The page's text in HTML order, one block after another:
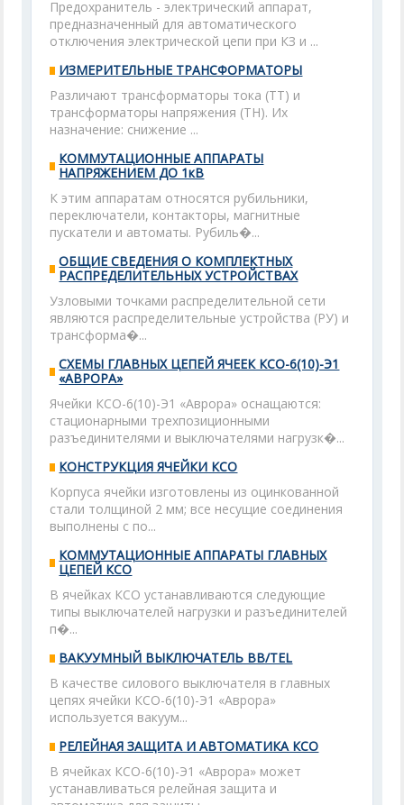
Предохранитель - электрический аппарат,
предназначенный для автоматического
отключения электрической цепи при КЗ и ...
ИЗМЕРИТЕЛЬНЫЕ ТРАНСФОРМАТОРЫ
Различают трансформаторы тока (ТТ) и
трансформаторы напряжения (ТН). Их
назначение: снижение ...
КОММУТАЦИОННЫЕ АППАРАТЫ
НАПРЯЖЕНИЕМ ДО 1кВ
К этим аппаратам относятся рубильники,
переключатели, контакторы, магнитные
пускатели и автоматы. Рубиль�...
ОБЩИЕ СВЕДЕНИЯ О КОМПЛЕКТНЫХ
РАСПРЕДЕЛИТЕЛЬНЫХ УСТРОЙСТВАХ
Узловыми точками распределительной сети
являются распределительные устройства (РУ) и
трансформа�...
СХЕМЫ ГЛАВНЫХ ЦЕПЕЙ ЯЧЕЕК КСО-6(10)-Э1
«АВРОРА»
Ячейки КСО-6(10)-Э1 «Аврора» оснащаются:
стационарными трехпозиционными
разъединителями и выключателями нагрузк�...
КОНСТРУКЦИЯ ЯЧЕЙКИ КСО
Корпуса ячейки изготовлены из оцинкованной
стали толщиной 2 мм; все несущие соединения
выполнены с по...
КОММУТАЦИОННЫЕ АППАРАТЫ ГЛАВНЫХ
ЦЕПЕЙ КСО
В ячейках КСО устанавливаются следующие
типы выключателей нагрузки и разъединителей
п�...
ВАКУУМНЫЙ ВЫКЛЮЧАТЕЛЬ BB/TEL
В качестве силового выключателя в главных
цепях ячейки КСО-6(10)-Э1 «Аврора»
используется вакуум...
РЕЛЕЙНАЯ ЗАЩИТА И АВТОМАТИКА КСО
В ячейках КСО-6(10)-Э1 «Аврора» может
устанавливаться релейная защита и